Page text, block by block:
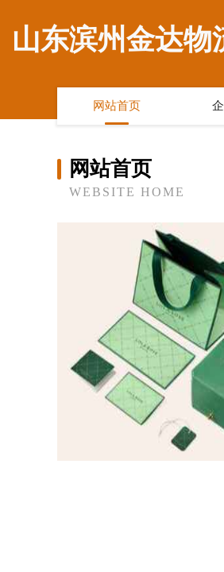
山东滨州金达物
网站首页
网站首页
WEBSITE HOME